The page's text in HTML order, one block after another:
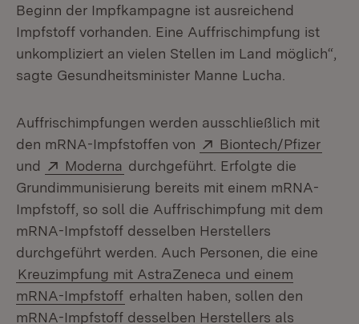
Beginn der Impfkampagne ist ausreichend
Impfstoff vorhanden. Eine Auffrischimpfung ist
unkompliziert an vielen Stellen im Land möglich“,
sagte Gesundheitsminister Manne Lucha.
Auffrischimpfungen werden ausschließlich mit
den mRNA-Impfstoffen von
Extern:
Biontech/Pfizer
und
Extern:
Moderna (Öffnet in neuem Fenster)
durchgeführt. Erfolgte die
Grundimmunisierung bereits mit einem mRNA-
Impfstoff, so soll die Auffrischimpfung mit dem
mRNA-Impfstoff desselben Herstellers
durchgeführt werden. Auch Personen, die eine
Kreuzimpfung mit AstraZeneca und einem
mRNA-Impfstoff erhalten haben, sollen den
mRNA-Impfstoff desselben Herstellers als